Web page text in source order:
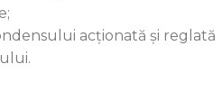
acționată și reglată